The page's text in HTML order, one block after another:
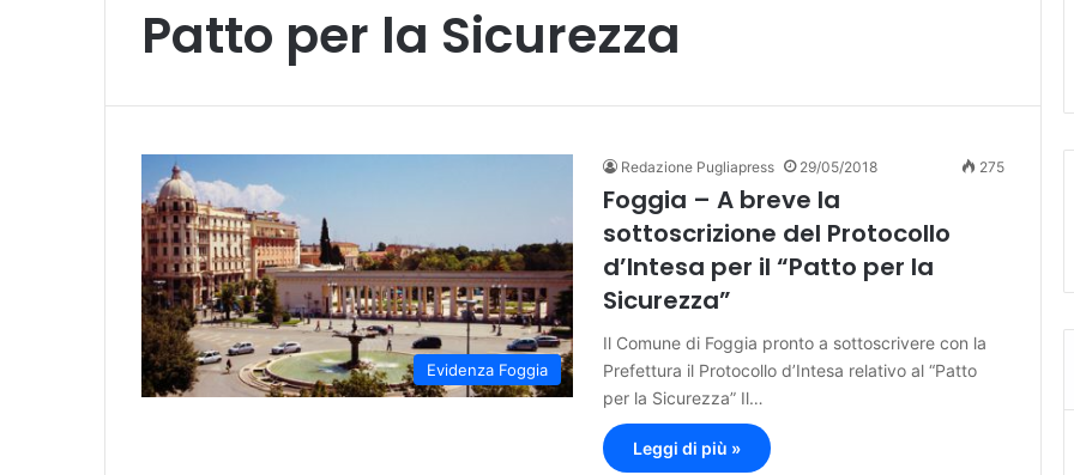
Patto per la Sicurezza
Evidenza Foggia
Redazione Pugliapress 29/05/2018 275
Foggia – A breve la
sottoscrizione del Protocollo
d’Intesa per il “Patto per la
Sicurezza”
Il Comune di Foggia pronto a sottoscrivere con la
Prefettura il Protocollo d’Intesa relativo al “Patto
per la Sicurezza” Il…
Leggi di più »